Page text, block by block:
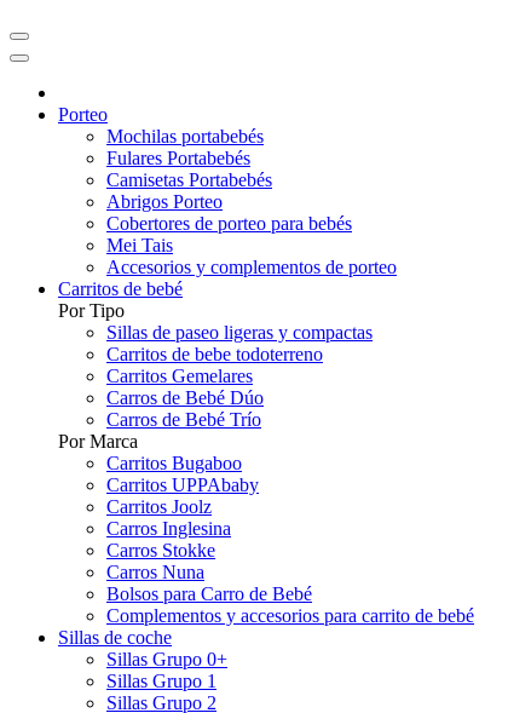
Porteo
Mochilas portabebés
Fulares Portabebés
Camisetas Portabebés
Abrigos Porteo
Cobertores de porteo para bebés
Mei Tais
Accesorios y complementos de porteo
Carritos de bebé
Por Tipo
Sillas de paseo ligeras y compactas
Carritos de bebe todoterreno
Carritos Gemelares
Carros de Bebé Dúo
Carros de Bebé Trío
Por Marca
Carritos Bugaboo
Carritos UPPAbaby
Carritos Joolz
Carros Inglesina
Carros Stokke
Carros Nuna
Bolsos para Carro de Bebé
Complementos y accesorios para carrito de bebé
Sillas de coche
Sillas Grupo 0+
Sillas Grupo 1
Sillas Grupo 2